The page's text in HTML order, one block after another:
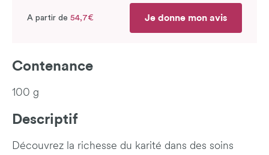
A partir de 54,7€ Je donne mon avis
Contenance
100 g
Descriptif
Découvrez la richesse du karité dans des soins